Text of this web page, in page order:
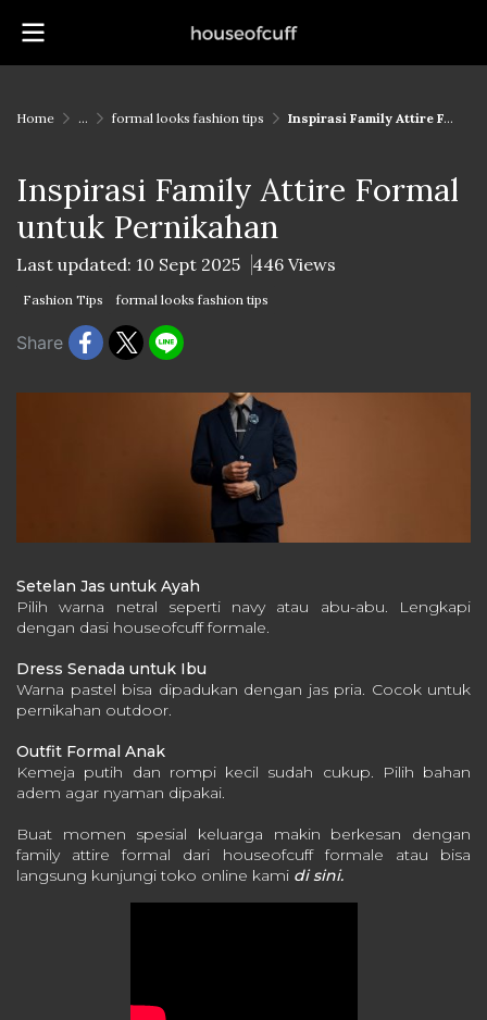
Home ... formal looks fashion tips Inspirasi Family Attire Formal untuk Pernikahan
Inspirasi Family Attire Formal
untuk Pernikahan
Last updated: 10 Sept 2025 446 Views
Fashion Tips formal looks fashion tips
Share
Setelan Jas untuk Ayah
Pilih warna netral seperti navy atau abu-abu. Lengkapi
dengan dasi houseofcuff formale.
Dress Senada untuk Ibu
Warna pastel bisa dipadukan dengan jas pria. Cocok untuk
pernikahan outdoor.
Outfit Formal Anak
Kemeja putih dan rompi kecil sudah cukup. Pilih bahan
adem agar nyaman dipakai.
Buat momen spesial keluarga makin berkesan dengan
family attire formal dari houseofcuff formale atau bisa
langsung kunjungi toko online kami di sini.